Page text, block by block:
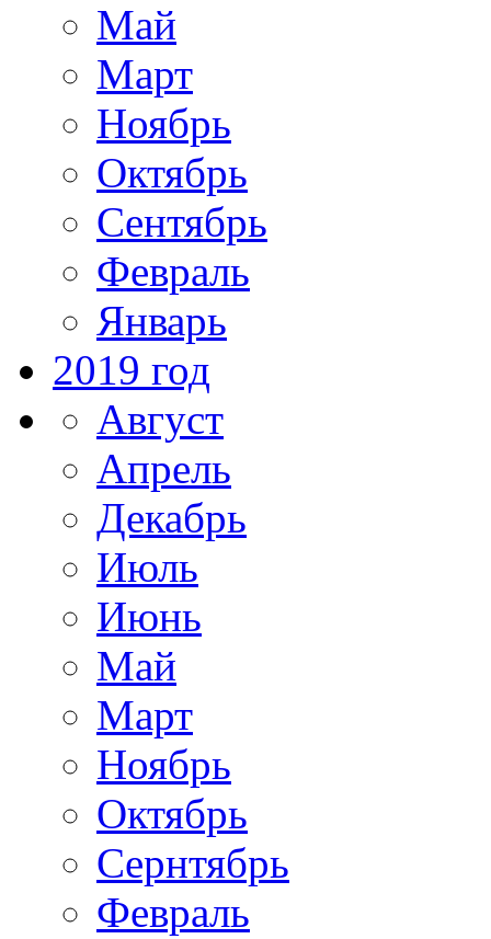
Май
Март
Ноябрь
Октябрь
Сентябрь
Февраль
Январь
2019 год
Август
Апрель
Декабрь
Июль
Июнь
Май
Март
Ноябрь
Октябрь
Сернтябрь
Февраль